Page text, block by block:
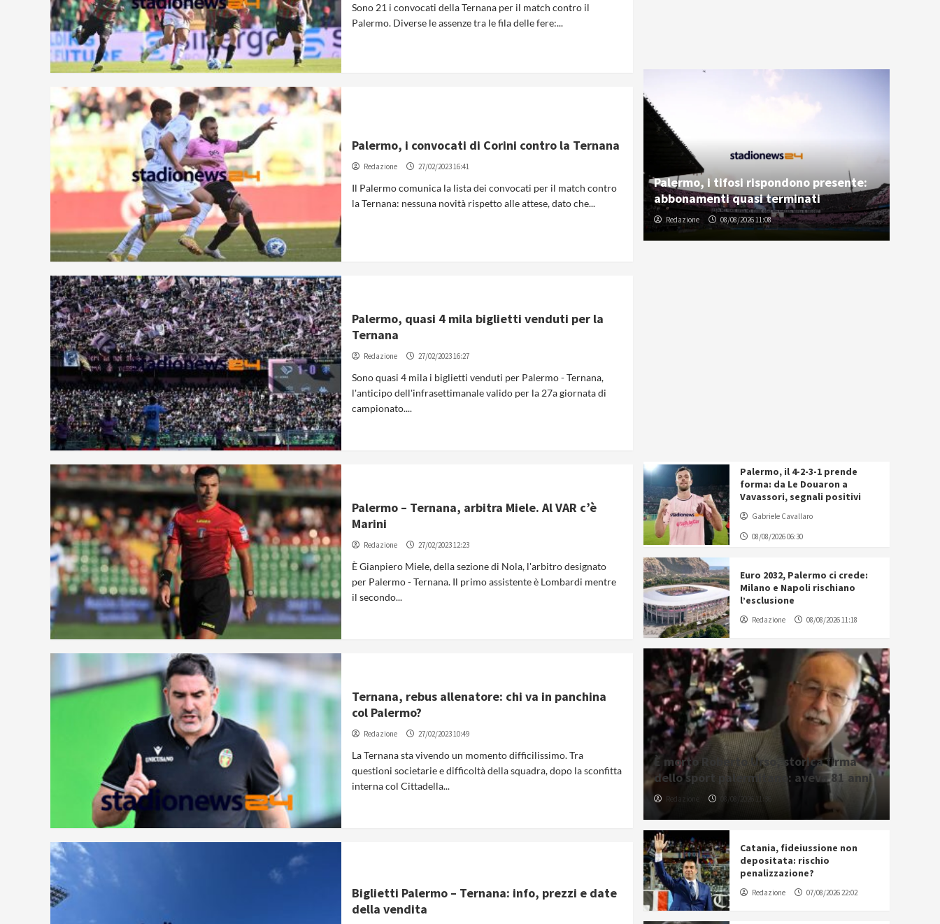
Sono 21 i convocati della Ternana per il match contro il
Palermo. Diverse le assenze tra le fila delle fere:...
Palermo, i convocati di Corini contro la Ternana
Redazione 27/02/2023 16:41
Il Palermo comunica la lista dei convocati per il match contro
la Ternana: nessuna novità rispetto alle attese, dato che...
Palermo, quasi 4 mila biglietti venduti per la
Ternana
Redazione 27/02/2023 16:27
Sono quasi 4 mila i biglietti venduti per Palermo - Ternana,
l'anticipo dell'infrasettimanale valido per la 27a giornata di
campionato....
Palermo – Ternana, arbitra Miele. Al VAR c’è
Marini
Redazione 27/02/2023 12:23
È Gianpiero Miele, della sezione di Nola, l'arbitro designato
per Palermo - Ternana. Il primo assistente è Lombardi mentre
il secondo...
Ternana, rebus allenatore: chi va in panchina
col Palermo?
Redazione 27/02/2023 10:49
La Ternana sta vivendo un momento difficilissimo. Tra
questioni societarie e difficoltà della squadra, dopo la sconfitta
interna col Cittadella...
Biglietti Palermo – Ternana: info, prezzi e date
della vendita
Palermo, i tifosi rispondono presente:
abbonamenti quasi terminati
Redazione 08/08/2026 11:08
Palermo, il 4-2-3-1 prende
forma: da Le Douaron a
Vavassori, segnali positivi
Gabriele Cavallaro
08/08/2026 06:30
Euro 2032, Palermo ci crede:
Milano e Napoli rischiano
l’esclusione
Redazione 08/08/2026 11:18
È morto Roberto Urso, storica firma
dello sport palermitano: aveva 81 anni
Redazione 08/08/2026 11:36
Catania, fideiussione non
depositata: rischio
penalizzazione?
Redazione 07/08/2026 22:02